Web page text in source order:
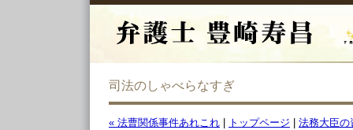
司法のしゃべらなすぎ
« 法曹関係事件あれこれ トップページ 法務大臣の